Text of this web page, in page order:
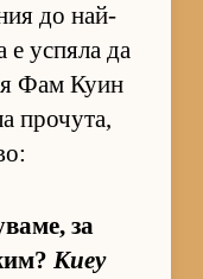
до най-
ус­пяла да
Фам Куин
про­чу­та,
за
Киеу